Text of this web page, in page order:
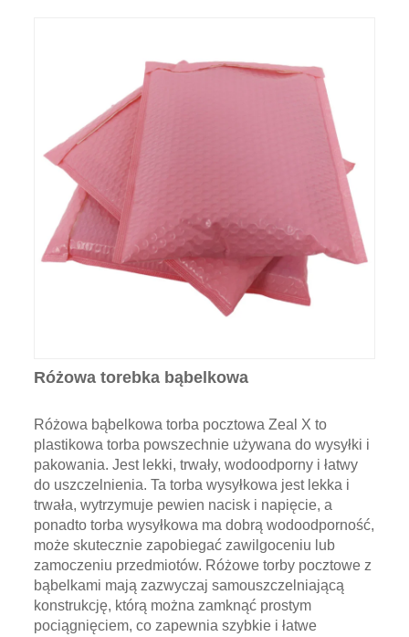
Różowa torebka bąbelkowa
Różowa bąbelkowa torba pocztowa Zeal X to
plastikowa torba powszechnie używana do wysyłki i
pakowania. Jest lekki, trwały, wodoodporny i łatwy
do uszczelnienia. Ta torba wysyłkowa jest lekka i
trwała, wytrzymuje pewien nacisk i napięcie, a
ponadto torba wysyłkowa ma dobrą wodoodporność,
może skutecznie zapobiegać zawilgoceniu lub
zamoczeniu przedmiotów. Różowe torby pocztowe z
bąbelkami mają zazwyczaj samouszczelniającą
konstrukcję, którą można zamknąć prostym
pociągnięciem, co zapewnia szybkie i łatwe